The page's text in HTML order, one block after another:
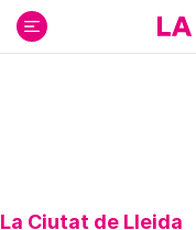
contenido
La Ciutat de Lleida